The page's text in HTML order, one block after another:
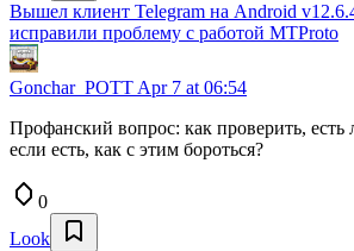
Вышел клиент Telegram на Android
исправили проблему с работой MTProto
Gonchar_POTT Apr 7 at 06:54
Профанский вопрос: как проверить, есть
если есть, как с этим бороться?
0
Look